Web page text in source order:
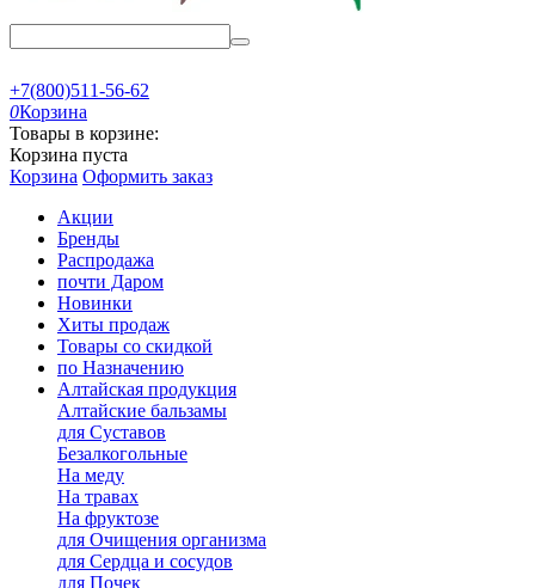
+7(800)511-56-62
0Корзина
Товары в корзине:
Корзина пуста
Корзина Оформить заказ
Акции
Бренды
Распродажа
почти Даром
Новинки
Хиты продаж
Товары со скидкой
по Назначению
Алтайская продукция
Алтайские бальзамы
для Суставов
Безалкогольные
На меду
На травах
На фруктозе
для Очищения организма
для Сердца и сосудов
для Почек